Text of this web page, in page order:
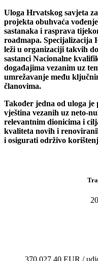
Uloga Hrvatskog savjeta
projekta obuhvaća
sastanaka i rasprava
roadmapa. Specijalizacija
leži u organizaciji takvih
sastanci Nacionalne
događajima vezanim uz
umrežavanje među
članovima.
Također jedna od uloga je
vještina vezanih uz neto-
relevantnim dionicima i
kvaliteta novih i
i osigurati održivo